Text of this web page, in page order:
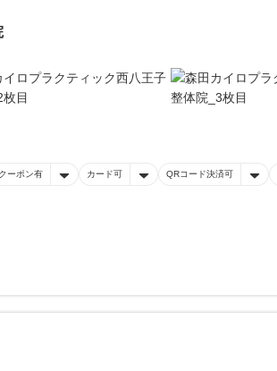
クーポン有 カード可 QRコード決済可